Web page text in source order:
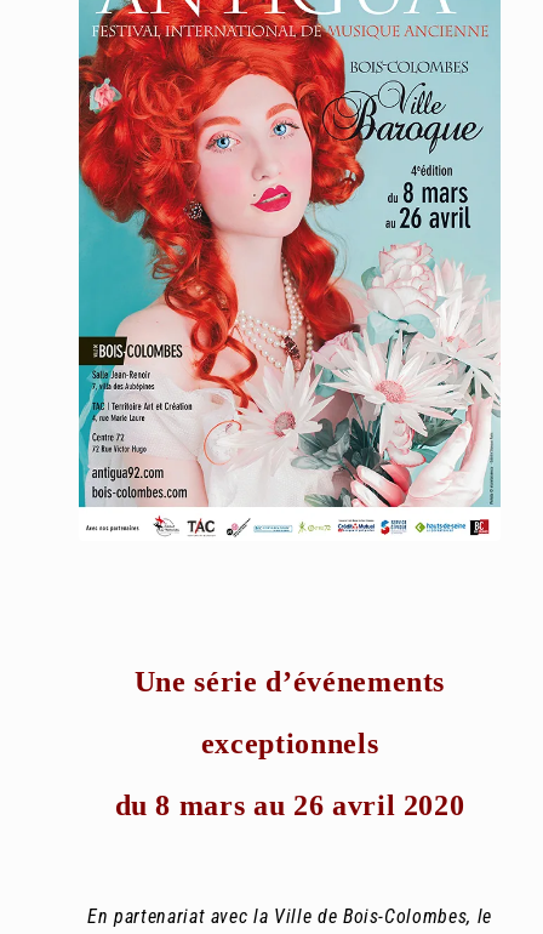
Une série d’événements
exceptionnels
du 8 mars au 26 avril 2020
En partenariat avec la Ville de Bois-Colombes, le